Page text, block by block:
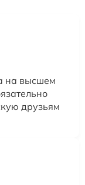
на высшем
друзьям